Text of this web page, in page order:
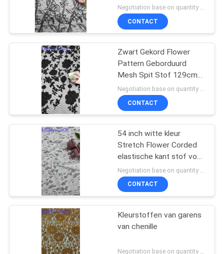
129cm Breedte
CONTACT
Zwart Gekord Flower
Pattern Geborduurd
Mesh Spit Stof 129cm
Breedte Voor
Bruidsjurken
CONTACT
54 inch witte kleur
Stretch Flower Corded
elastische kant stof voor
vrouwenkleding
CONTACT
Kleurstoffen van garens
van chenille
Negotiation base on quantity MOQ:15y